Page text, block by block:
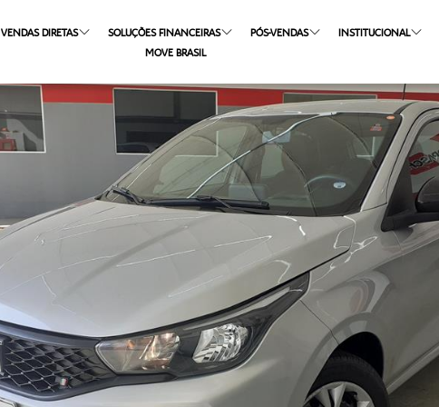
VENDAS DIRETAS SOLUÇÕES FINANCEIRAS PÓS-VENDAS INSTITUCIONAL
MOVE BRASIL